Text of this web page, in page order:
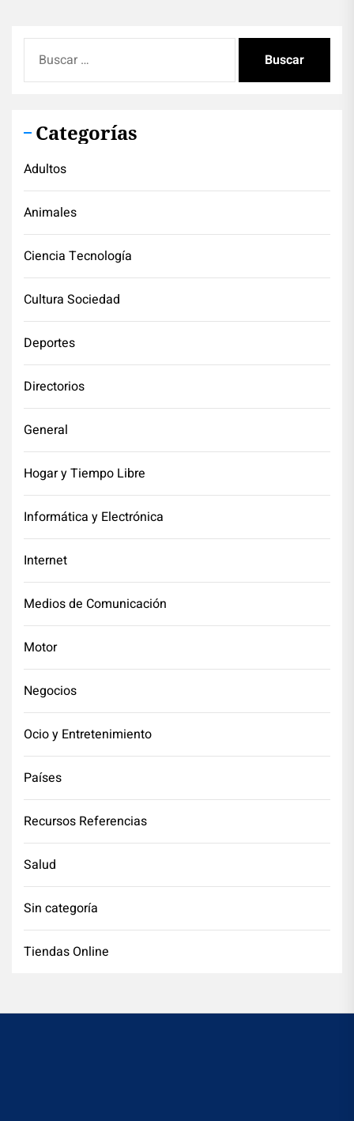
Categorías
Adultos
Animales
Ciencia Tecnología
Cultura Sociedad
Deportes
Directorios
General
Hogar y Tiempo Libre
Informática y Electrónica
Internet
Medios de Comunicación
Motor
Negocios
Ocio y Entretenimiento
Países
Recursos Referencias
Salud
Sin categoría
Tiendas Online